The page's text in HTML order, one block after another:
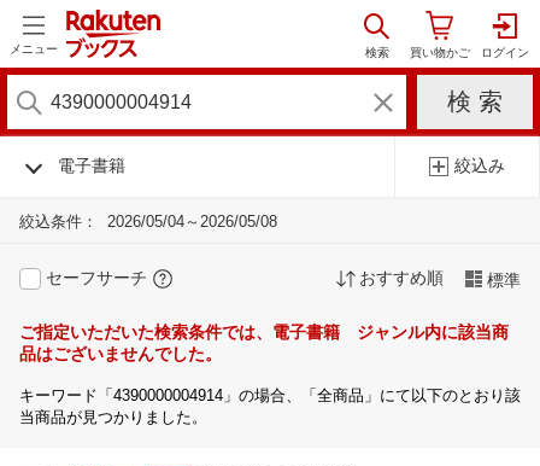
メニュー
電子書籍 絞込み
絞込条件： 2026/05/04～2026/05/08
セーフサーチ おすすめ順 標準
ご指定いただいた検索条件では、電子書籍 ジャンル内に該当商
品はございませんでした。
キーワード「4390000004914」の場合、「全商品」にて以下のとおり該
当商品が見つかりました。